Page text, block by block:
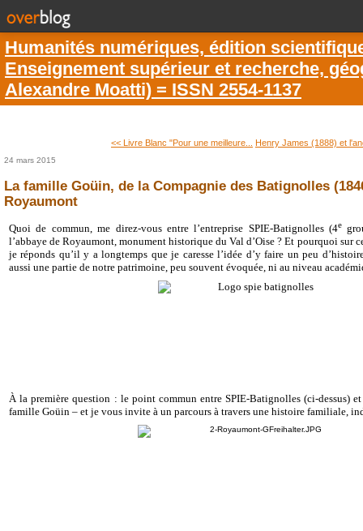
Humanités numériques, édition
Enseignement supérieur et recherche,
Alexandre Moatti) = ISSN 2554-1137
<< Livre Blanc "Pour une meilleure... Henry James (1888) et
24 mars 2015
La famille Goüin, de la Compagnie des Batignolles
Royaumont
Quoi de commun, me direz-vous entre l’entreprise SPIE-Batignolles (4e
l’abbaye de Royaumont, monument historique du Val d’Oise ? Et pourquoi sur
je réponds qu’il y a longtemps que je caresse l’idée d’y faire un peu
aussi une partie de notre patrimoine, peu souvent évoquée, ni au niveau
À la première question : le point commun entre SPIE-Batignolles (ci-dessus)
famille Goüin – et je vous invite à un parcours à travers une histoire familiale,